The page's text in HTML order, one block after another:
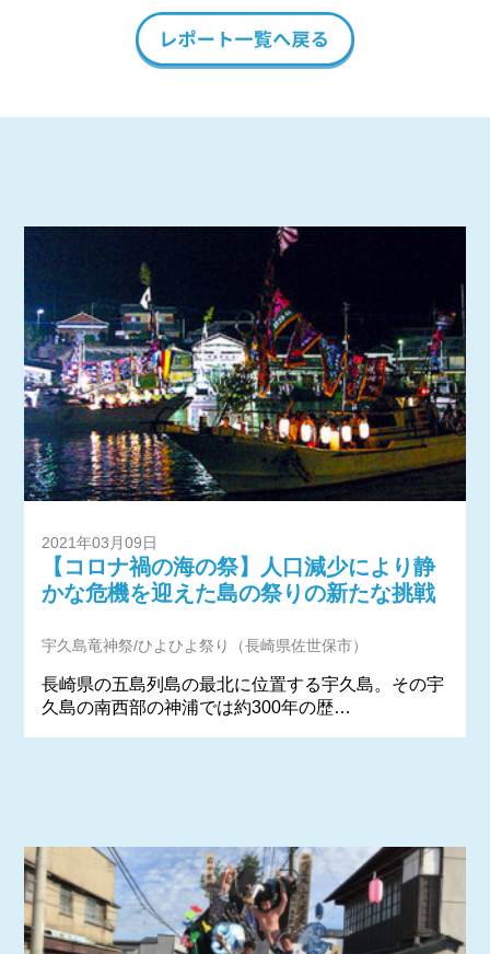
2021年03月09日
【コロナ禍の海の祭】人口減少により静
かな危機を迎えた島の祭りの新たな挑戦
宇久島竜神祭/ひよひよ祭り（長崎県佐世保市）
長崎県の五島列島の最北に位置する宇久島。その宇
久島の南西部の神浦では約300年の歴…